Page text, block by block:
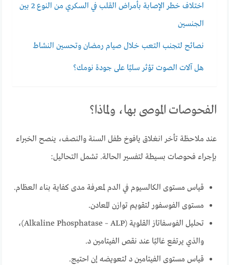
اختلاف خطر الإصابة بأمراض القلب في السكري من النوع 2 بين
الجنسين
نصائح لتجنب التعب خلال صيام رمضان وتحسين النشاط
هل آلات الصوت تؤثر سلبًا على جودة نومك؟
الفحوصات الموصى بها، ولماذا؟
عند ملاحظة تأخر انغلاق يافوخ طفل السنة والنصف، ينصح الخبراء
بإجراء فحوصات بسيطة لتفسير الحالة. تشمل التحاليل:
قياس مستوى الكالسيوم في الدم لمعرفة مدى كفاية بناء العظام.
مستوى الفوسفور لتقويم توازن المعادن.
تحليل الفوسفاتاز القلوية (Alkaline Phosphatase – ALP)،
والذي يرتفع غالبًا عند نقص الفيتامين د.
قياس مستوى الفيتامين د لتعويضه إن احتيج.